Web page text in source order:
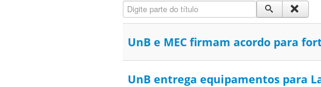
Digite parte do título
UnB e MEC firmam acordo para
UnB entrega equipamentos para